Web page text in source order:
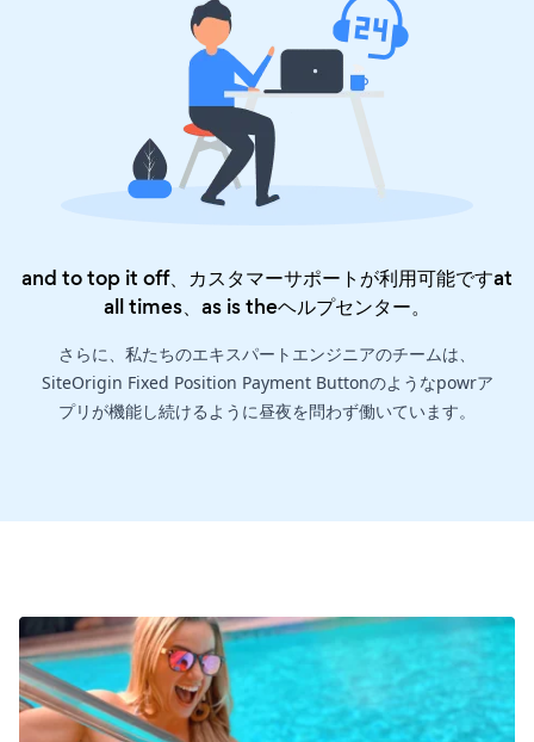
and to top it off、カスタマーサポートが利用可能ですat
all times、as is theヘルプセンター。
さらに、私たちのエキスパートエンジニアのチームは、
SiteOrigin Fixed Position Payment Buttonのようなpowrア
プリが機能し続けるように昼夜を問わず働いています。